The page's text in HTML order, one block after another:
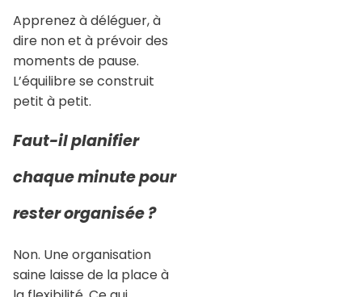
Apprenez à déléguer, à
dire non et à prévoir des
moments de pause.
L’équilibre se construit
petit à petit.
Faut-il planifier
chaque minute pour
rester organisée ?
Non. Une organisation
saine laisse de la place à